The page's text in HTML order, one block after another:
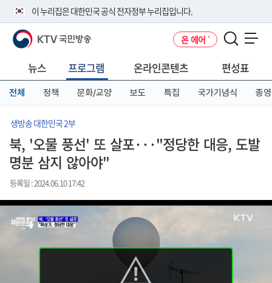
이 누리집은 대한민국 공식 전자정부 누리집입니다.
공식 누리집 주소 확인하기
니다.
이밖에 or.kr 또는 .kr등 다른 도메인 주소를 사용하고 있다면 아래 URL에
서 도메인 주소를 확인해 보세요
KTV 국민방송 온 에어
뉴스 프로그램 온라인콘텐츠 편성표
전체 정책 문화/교양 보도 특집 국가기념식 종영
생방송 대한민국 2부
북, '오물 풍선' 또 살포···"정당한 대응, 도발
명분 삼지 않아야"
등록일 : 2024.06.10 17:42